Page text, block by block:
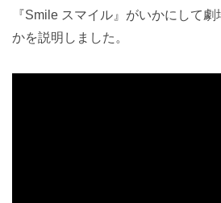
『Smile スマイル』がいかにして
かを説明しました。